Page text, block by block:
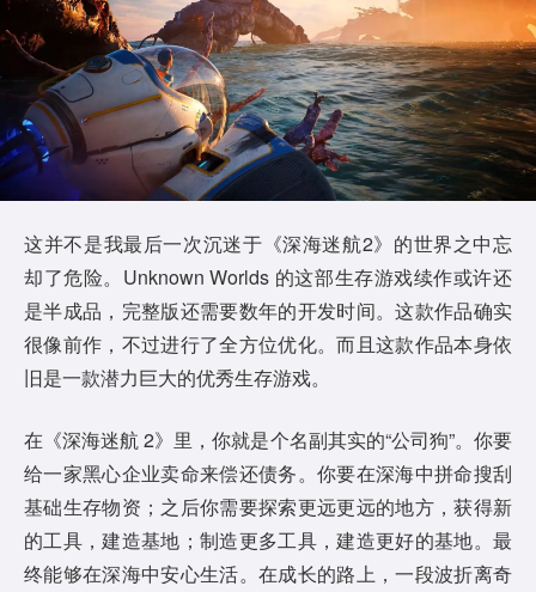
这并不是我最后一次沉迷于《深海迷航2》的世界之中忘
却了危险。Unknown Worlds 的这部生存游戏续作或许还
是半成品，完整版还需要数年的开发时间。这款作品确实
很像前作，不过进行了全方位优化。而且这款作品本身依
旧是一款潜力巨大的优秀生存游戏。
在《深海迷航 2》里，你就是个名副其实的“公司狗”。你要
给一家黑心企业卖命来偿还债务。你要在深海中拼命搜刮
基础生存物资；之后你需要探索更远更远的地方，获得新
的工具，建造基地；制造更多工具，建造更好的基地。最
终能够在深海中安心生活。在成长的路上，一段波折离奇